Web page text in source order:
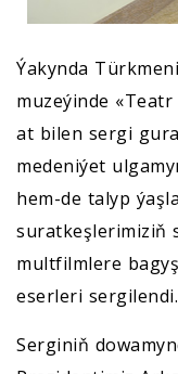
Ýakynda
muzeýinde
at bilen sergi
medeniýet
hem-de talyp
suratkeşlerimiziň
multfilmlere
eserleri sergilendi.
Serginiň